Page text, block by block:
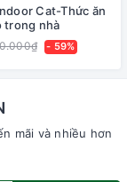
Cat-Thức ăn
trong nhà
- 59%
mãi và nhiều hơn